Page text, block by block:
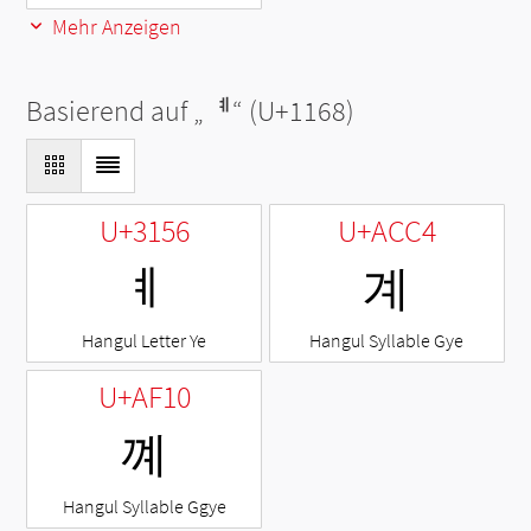
Mehr Anzeigen
Basierend auf „ ᅨ“ (U+1168)
U+3156
ㅖ
Hangul Letter Ye
U+ACC4
계
Hangul Syllable Gye
U+AF10
꼐
Hangul Syllable Ggye